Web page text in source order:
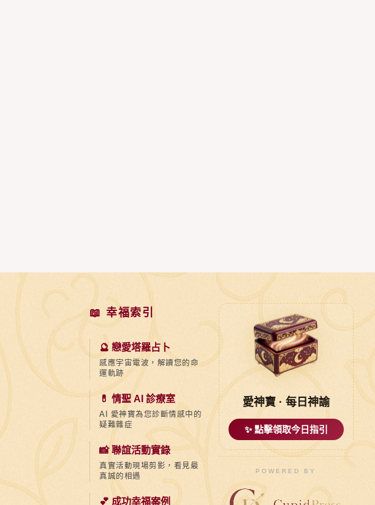
📖 幸福索引
🔮 戀愛塔羅占卜
感應宇宙電波，解讀您的命
運軌跡
💊 情聖 AI 診療室
AI 愛神寶為您診斷情感中的
疑難雜症
📸 聯誼活動實錄
真實活動現場剪影，看見最
真誠的相遇
💕 成功幸福案例
愛神寶 · 每日神諭
✨ 點擊領取今日指引
POWERED BY